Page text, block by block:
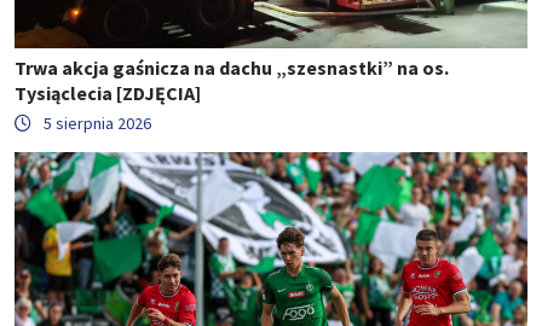
Trwa akcja gaśnicza na dachu „szesnastki” na os.
Tysiąclecia [ZDJĘCIA]
5 sierpnia 2026